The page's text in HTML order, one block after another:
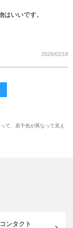
いいです。
2026/02/18
て、若干色が異なって見え
ンタクト